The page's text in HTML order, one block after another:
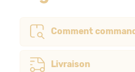
Comment
Livraison